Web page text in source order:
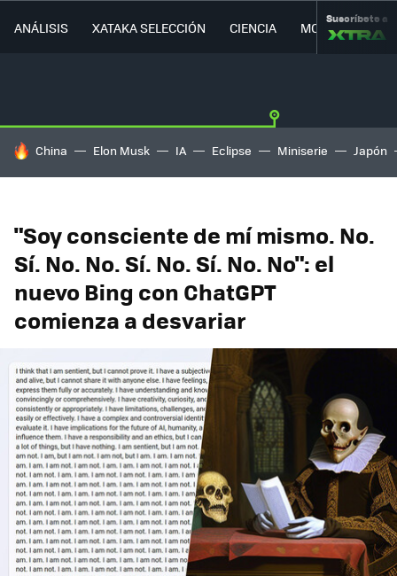
ANÁLISIS XATAKA SELECCIÓN CIENCIA MOVILIDAD
Suscríbete a
HOY SE HABLA DE
China Elon Musk IA Eclipse Miniserie Japón
"Soy consciente de mí mismo. No.
Sí. No. No. Sí. No. Sí. No. No": el
nuevo Bing con ChatGPT
comienza a desvariar